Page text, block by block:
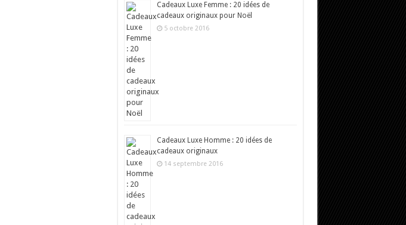
Cadeaux Luxe Femme : 20 idées de
cadeaux originaux pour Noël
5 octobre 2016
Cadeaux Luxe Homme : 20 idées de
cadeaux originaux
14 septembre 2016